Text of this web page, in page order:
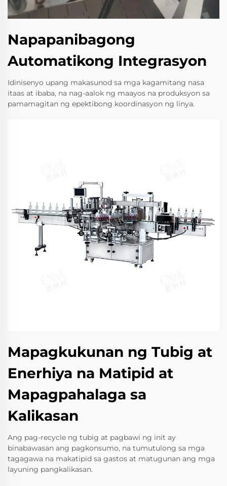
Napapanibagong
Automatikong Integrasyon
Idinisenyo upang makasunod sa mga kagamitang nasa
itaas at ibaba, na nag-aalok ng maayos na produksyon sa
pamamagitan ng epektibong koordinasyon ng linya.
Mapagkukunan ng Tubig at
Enerhiya na Matipid at
Mapagpahalaga sa
Kalikasan
Ang pag-recycle ng tubig at pagbawi ng init ay
binabawasan ang pagkonsumo, na tumutulong sa mga
tagagawa na makatipid sa gastos at matugunan ang mga
layuning pangkalikasan.